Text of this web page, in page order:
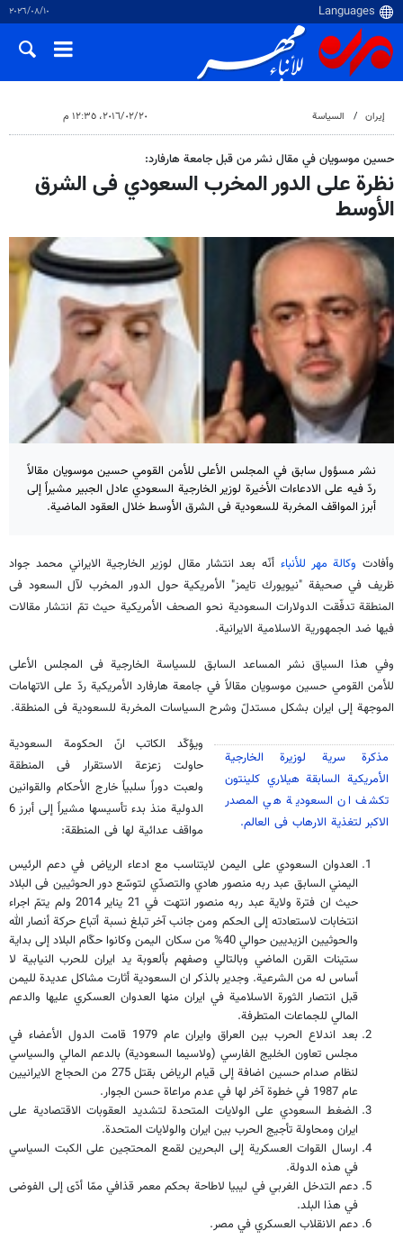
١٠‏/٠٨‏/٢٠٢٦
إيران السياسة ٢٠‏/٠٢‏/٢٠١٦، ١٢:٣٥ م
حسين موسويان في مقال نشر من قبل جامعة هارفارد:
نظرة على الدور المخرب السعودي فى الشرق
الأوسط
نشر مسؤول سابق في المجلس الأعلى للأمن القومي حسين موسويان مقالاً
ردّ فيه على الادعاءات الأخيرة لوزير الخارجية السعودي عادل الجبير مشيراً إلى
أبرز المواقف المخربة للسعودية فى الشرق الأوسط خلال العقود الماضية.
وأفادت وكالة مهر للأنباء أنّه بعد انتشار مقال لوزير الخارجية الايراني محمد جواد
ظريف في صحيفة "نيويورك تايمز" الأمريكية حول الدور المخرب لآل السعود فى
المنطقة تدفّقت الدولارات السعودية نحو الصحف الأمريكية حيث تمّ انتشار مقالات
فيها ضد الجمهورية الاسلامية الايرانية.
وفي هذا السياق نشر المساعد السابق للسياسة الخارجية فى المجلس الأعلى
للأمن القومي حسين موسويان مقالاً في جامعة هارفارد الأمريكية ردّ على الاتهامات
الموجهة إلى ايران بشكل مستدلّ وشرح السياسات المخربة للسعودية فى المنطقة.
مذكرة سرية لوزيرة الخارجية
الأمريكية السابقة هيلاري كلينتون
تكشف ان السعودية هي المصدر
الاكبر لتغذية الارهاب فى العالم.
ويؤكّد الكاتب انّ الحكومة السعودية
حاولت زعزعة الاستقرار فى المنطقة
ولعبت دوراً سلبياً خارج الأحكام والقوانين
الدولية منذ بدء تأسيسها مشيراً إلى أبرز 6
مواقف عدائية لها فى المنطقة:
العدوان السعودي على اليمن لايتناسب مع ادعاء الرياض في دعم الرئيس
اليمني السابق عبد ربه منصور هادي والتصدّي لتوسّع دور الحوثيين فى البلاد
حيث ان فترة ولاية عبد ربه منصور انتهت في 21 يناير 2014 ولم يتمّ اجراء
انتخابات لاستعادته إلى الحكم ومن جانب آخر تبلغ نسبة أتباع حركة أنصار الله
والحوثيين الزيديين حوالي 40% من سكان اليمن وكانوا حكّام البلاد إلى بداية
ستينات القرن الماضي وبالتالي وصفهم بألعوبة يد ايران للحرب النيابية لا
أساس له من الشرعية. وجدير بالذكر ان السعودية أثارت مشاكل عديدة لليمن
قبل انتصار الثورة الاسلامية في ايران منها العدوان العسكري عليها والدعم
المالي للجماعات المتطرفة.
بعد اندلاع الحرب بين العراق وايران عام 1979 قامت الدول الأعضاء في
مجلس تعاون الخليج الفارسي (ولاسيما السعودية) بالدعم المالي والسياسي
لنظام صدام حسين اضافة إلى قيام الرياض بقتل 275 من الحجاج الايرانيين
عام 1987 في خطوة آخر لها في عدم مراعاة حسن الجوار.
الضغط السعودي على الولايات المتحدة لتشديد العقوبات الاقتصادية على
ايران ومحاولة تأجيج الحرب بين ايران والولايات المتحدة.
ارسال القوات العسكرية إلى البحرين لقمع المحتجين على الكبت السياسي
في هذه الدولة.
دعم التدخل الغربي في ليبيا لاطاحة بحكم معمر قذافي ممّا أدّى إلى الفوضى
في هذا البلد.
دعم الانقلاب العسكري في مصر.